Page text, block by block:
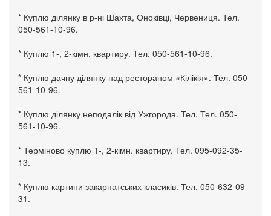
* Куплю ділянку в р-ні Шахта, Оноківці, Червениця. Тел.
050-561-10-96.
* Куплю 1-, 2-кімн. квартиру. Тел. 050-561-10-96.
* Куплю дачну ділянку над рестораном «Кілікія». Тел. 050-
561-10-96.
* Куплю ділянку неподалік від Ужгорода. Тел. Тел. 050-
561-10-96.
* Терміново куплю 1-, 2-кімн. квартиру. Тел. 095-092-35-
13.
* Куплю картини закарпатських класиків. Тел. 050-632-09-
31.